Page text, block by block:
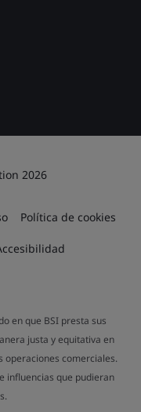
2026
Política de cookies
en que BSI presta sus
justa y equitativa en
operaciones comerciales.
influencias que pudieran